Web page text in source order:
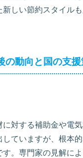
新しい節約スタイル
の動向と国の支援
に対する補助金や電
ていますが、根本
す。専門家の見解に